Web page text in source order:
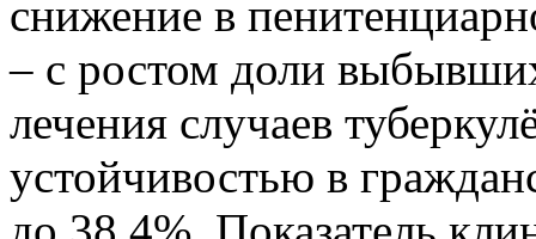
снижение в
– с ростом доли
лечения случаев
устойчивостью в